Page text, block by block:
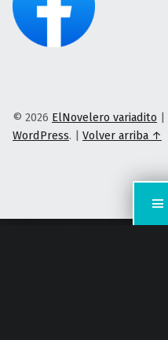
© 2026 ElNovelero variadito |
WordPress. | Volver arriba ↑